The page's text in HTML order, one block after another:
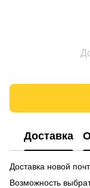
Доставка
Доставка новой
Возможность